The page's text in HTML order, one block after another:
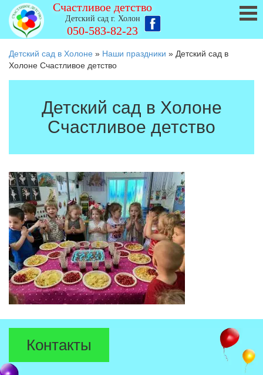
Счастливое детство
Детский сад г. Холон
050-583-82-23
Детский сад в Холоне » Наши праздники » Детский сад в
Холоне Счастливое детство
Детский сад в Холоне
Счастливое детство
Контакты